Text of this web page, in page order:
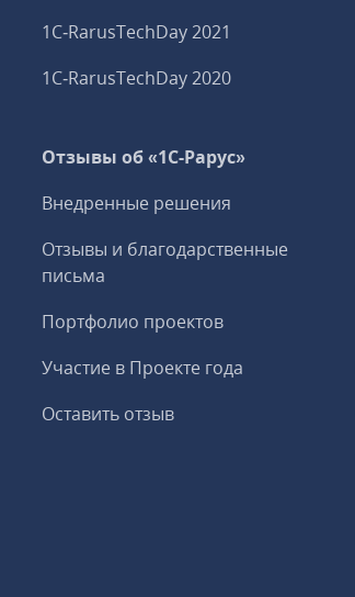
1C‑RarusTechDay 2021
1C‑RarusTechDay 2020
Отзывы об «1С-Рарус»
Внедренные решения
Отзывы и благодарственные
письма
Портфолио проектов
Участие в Проекте года
Оставить отзыв